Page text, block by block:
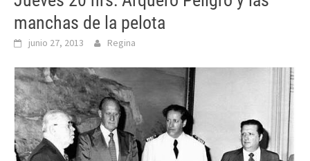
manchas de la pelota
junio 27, 2013 Regina